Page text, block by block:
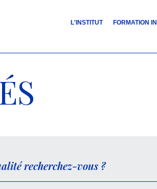
L'INSTITUT FORMATION